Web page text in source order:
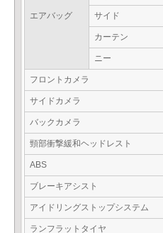
エアバッグ サイド
カーテン
ニー
フロントカメラ
サイドカメラ
バックカメラ
頸部衝撃緩和ヘッドレスト
ABS
ブレーキアシスト
アイドリングストップシステム
ランフラットタイヤ